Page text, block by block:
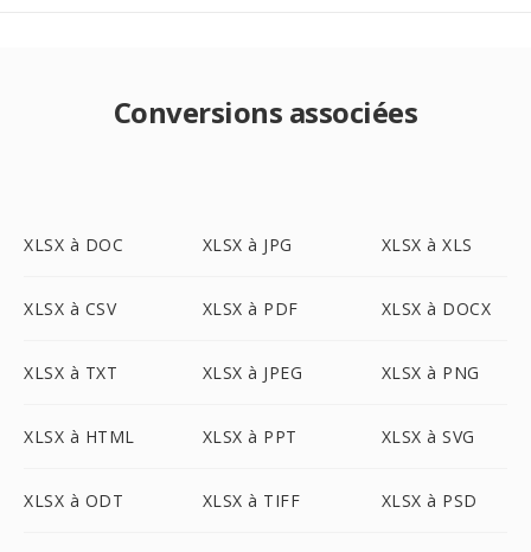
Conversions associées
XLSX à DOC XLSX à JPG XLSX à XLS
XLSX à CSV XLSX à PDF XLSX à DOCX
XLSX à TXT XLSX à JPEG XLSX à PNG
XLSX à HTML XLSX à PPT XLSX à SVG
XLSX à ODT XLSX à TIFF XLSX à PSD